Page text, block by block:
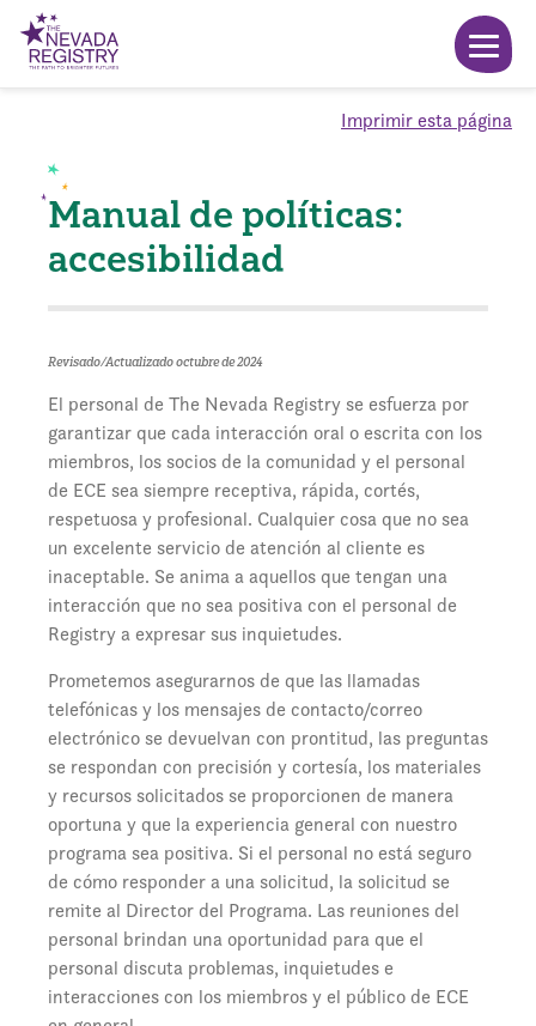
Imprimir esta página
Manual de políticas:
accesibilidad
Revisado/Actualizado octubre de 2024
El personal de The Nevada Registry se esfuerza por
garantizar que cada interacción oral o escrita con los
miembros, los socios de la comunidad y el personal
de ECE sea siempre receptiva, rápida, cortés,
respetuosa y profesional. Cualquier cosa que no sea
un excelente servicio de atención al cliente es
inaceptable. Se anima a aquellos que tengan una
interacción que no sea positiva con el personal de
Registry a expresar sus inquietudes.
Prometemos asegurarnos de que las llamadas
telefónicas y los mensajes de contacto/correo
electrónico se devuelvan con prontitud, las preguntas
se respondan con precisión y cortesía, los materiales
y recursos solicitados se proporcionen de manera
oportuna y que la experiencia general con nuestro
programa sea positiva. Si el personal no está seguro
de cómo responder a una solicitud, la solicitud se
remite al Director del Programa. Las reuniones del
personal brindan una oportunidad para que el
personal discuta problemas, inquietudes e
interacciones con los miembros y el público de ECE